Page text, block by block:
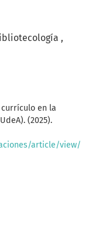
en la
(2025).
article/view/